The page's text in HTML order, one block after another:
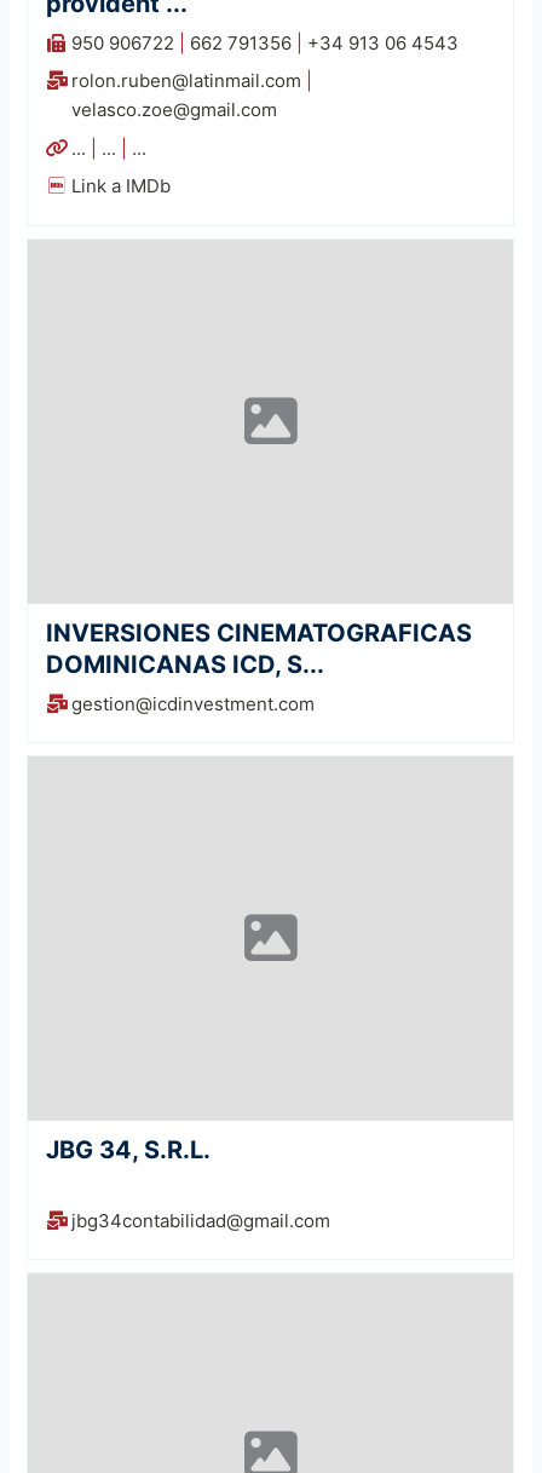
950 906722 662 791356
+34 913 06 4543
rolon.ruben@latinmail.com
velasco.zoe@gmail.com
...
...
...
Link a IMDb
INVERSIONES CINEMATOGRAFICAS
DOMINICANAS ICD, S...
gestion@icdinvestment.com
JBG 34, S.R.L.
jbg34contabilidad@gmail.com